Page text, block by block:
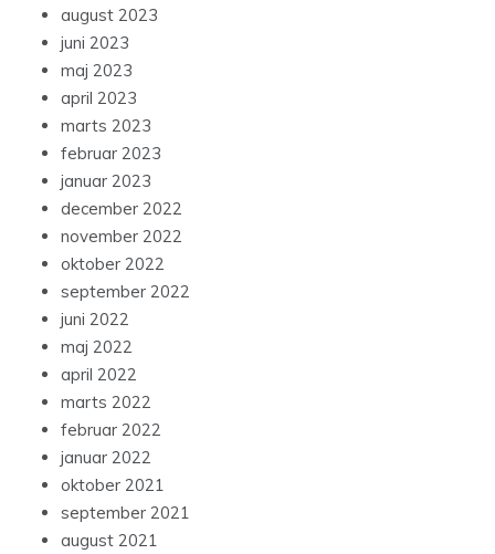
august 2023
juni 2023
maj 2023
april 2023
marts 2023
februar 2023
januar 2023
december 2022
november 2022
oktober 2022
september 2022
juni 2022
maj 2022
april 2022
marts 2022
februar 2022
januar 2022
oktober 2021
september 2021
august 2021